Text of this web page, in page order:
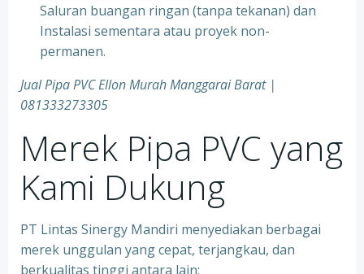
Saluran buangan ringan (tanpa tekanan) dan
Instalasi sementara atau proyek non-
permanen.
Jual Pipa PVC Ellon Murah Manggarai Barat |
081333273305
Merek Pipa PVC yang
Kami Dukung
PT Lintas Sinergy Mandiri menyediakan berbagai
merek unggulan yang cepat, terjangkau, dan
berkualitas tinggi antara lain: